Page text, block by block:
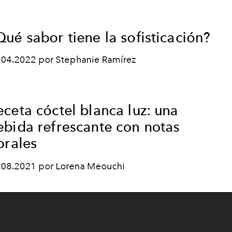
sabor tiene la sofisticación?
por Stephanie Ramírez
cóctel blanca luz: una
refrescante con notas
por Lorena Meouchi